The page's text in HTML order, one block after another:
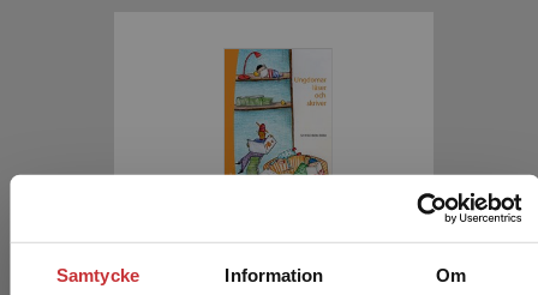
Samtycke Information Om
Ungdomar läser och skriver